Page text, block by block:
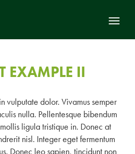
EXAMPLE II
vulputate dolor. Vivamus semper
nulla. Pellentesque bibendum
ligula tristique in. Donec at
nisl. Integer eget fermentum
Donec leo sapien, tincidunt non